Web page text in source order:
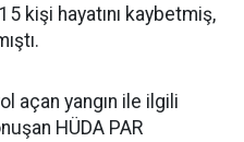
kişi hayatını kaybetmiş,
açan yangın ile ilgili
HÜDA PAR